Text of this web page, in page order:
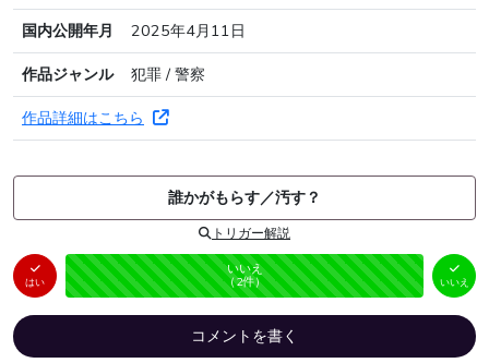
国内公開年月
2025年4月11日
作品ジャンル
犯罪 / 警察
作品詳細はこちら
誰かがもらす／汚す？
トリガー解説
はい
はい
（0件）
未投票
いいえ
（2件） いいえ
コメントを書く